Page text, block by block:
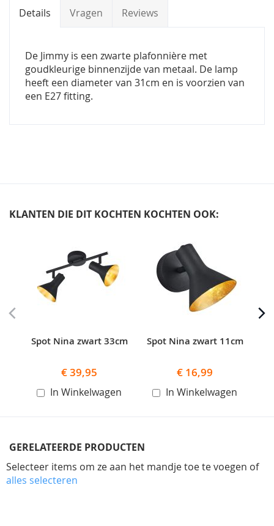
Details Vragen Reviews
De Jimmy is een zwarte plafonnière met
goudkleurige binnenzijde van metaal. De lamp
heeft een diameter van 31cm en is voorzien van
een E27 fitting.
KLANTEN DIE DIT KOCHTEN KOCHTEN OOK:
Spot Nina zwart 33cm
€ 39,95
In Winkelwagen
Spot Nina zwart 11cm
€ 16,99
In Winkelwagen
GERELATEERDE PRODUCTEN
Selecteer items om ze aan het mandje toe te voegen of
alles selecteren